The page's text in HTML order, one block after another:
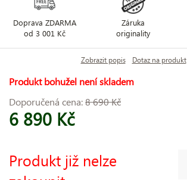
Doprava ZDARMA
od 3 001 Kč
Záruka
originality
Zobrazit popis Dotaz na produkt
Produkt bohužel není skladem
Doporučená cena:8 690 Kč
6 890 Kč
Produkt již nelze